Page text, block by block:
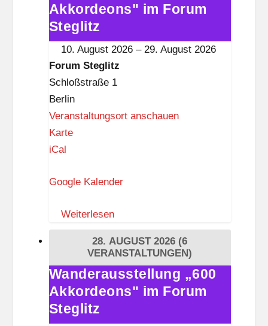
h
e
Z
e
h
l
e
n
r
„600
Akkordeons"
im
Akkordeons" im Forum
Steglitz
10. August 2026 – 29. August 2026
Forum Steglitz
Schloßstraße 1
Berlin
Veranstaltungsort anschauen
KarteF
u
S
t
g
i
t
iCal
Google Kalender
Weiterlesen
28. AUGUST 2026 (6
VERANSTALTUNGEN)
Wanderausstellung
„600
Akkordeons"
im
Wanderausstellung „600
Akkordeons" im Forum
Steglitz